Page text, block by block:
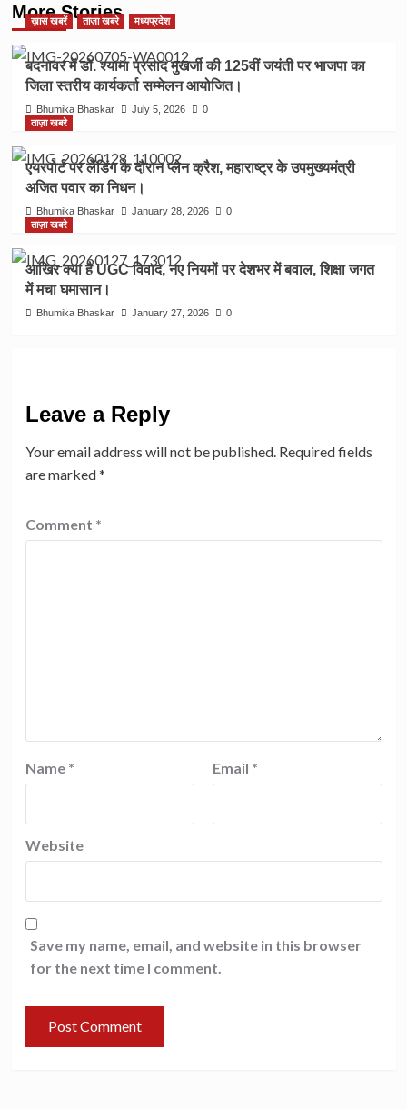
More Stories
ख़ास खबरें ताज़ा खबरे मध्यप्रदेश
बदनावर में डॉ. श्यामा प्रसाद मुखर्जी की 125वीं जयंती पर भाजपा का
जिला स्तरीय कार्यकर्ता सम्मेलन आयोजित।
Bhumika Bhaskar July 5, 2026
0
ताज़ा खबरे
एयरपोर्ट पर लेंडिंग के दौरान प्लेन क्रैश, महाराष्ट्र के उपमुख्यमंत्री
अजित पवार का निधन।
Bhumika Bhaskar January 28, 2026
0
ताज़ा खबरे
आखिर क्या है UGC विवाद, नए नियमों पर देशभर में बवाल, शिक्षा जगत
में मचा घमासान।
Bhumika Bhaskar January 27, 2026 0
Leave a Reply
Your email address will not be published. Required fields
are marked*
Comment *
Name * Email *
Website
Save my name, email, and website in this browser
for the next time I comment.